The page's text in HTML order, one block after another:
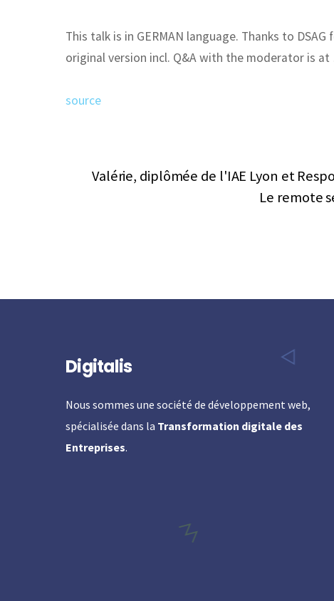
This talk is in GERMAN language. Thanks to
original version incl. Q&A with the moderator is
source
Valérie, diplômée de l'IAE Lyon et
Le remote
Digitalis
Nous sommes une société de développement web,
spécialisée dans la Transformation digitale des
Entreprises.